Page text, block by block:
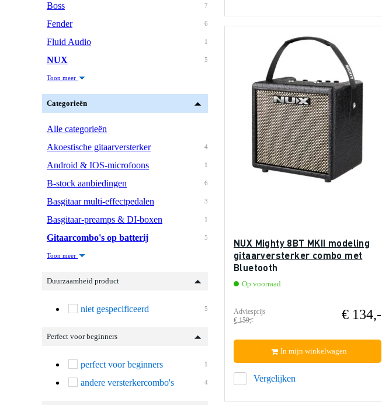
7
Boss
6
Fender
1
Fluid Audio
5
NUX
Toon meer
Categorieën
Alle categorieën
4
Akoestische gitaarversterker
1
Android & IOS-microfoons
6
B-stock aanbiedingen
3
Basgitaar multi-effectpedalen
1
Basgitaar-preamps & DI-boxen
5
Gitaarcombo's op batterij
Toon meer
Duurzaamheid product
5
niet gespecificeerd
Perfect voor beginners
1
perfect voor beginners
4
andere versterkercombo's
NUX Mighty 8BT MKII modeling
gitaarversterker combo met
Bluetooth
Op voorraad
Adviesprijs
€ 159,-
€ 134,-
Vergelijken
In mijn winkelwagen